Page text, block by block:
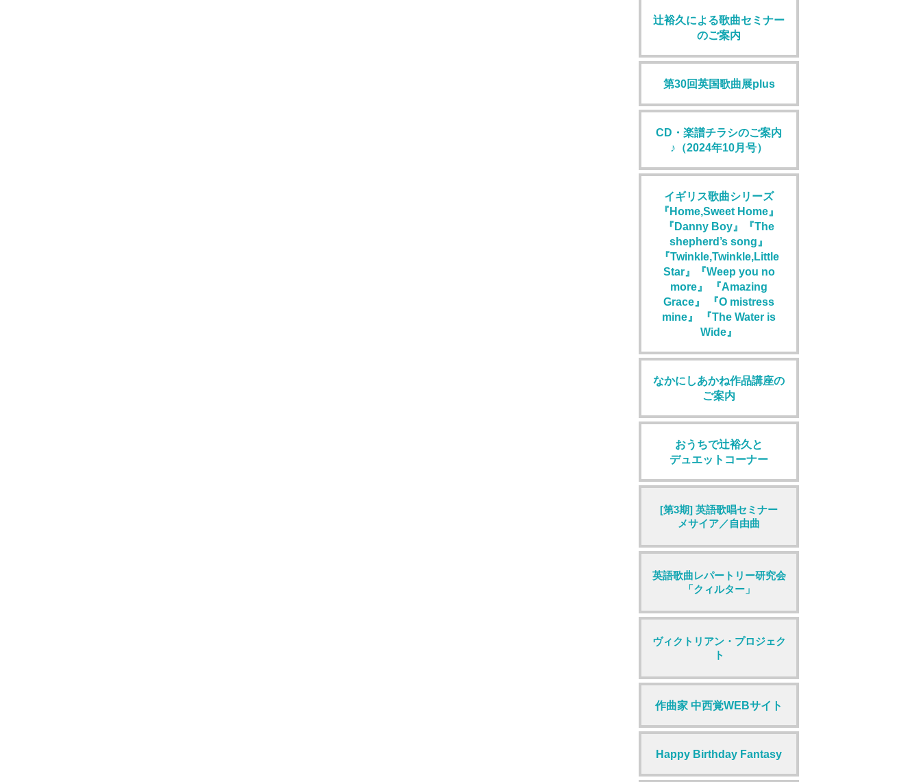
辻裕久による歌曲セミナー
のご案内
第30回英国歌曲展plus
CD・楽譜チラシのご案内
♪（2024年10月号）
イギリス歌曲シリーズ
『Home,Sweet Home』
『Danny Boy』『The
shepherd’s song』
『Twinkle,Twinkle,Little
Star』『Weep you no
more』 『Amazing
Grace』 『O mistress
mine』 『The Water is
Wide』
なかにしあかね作品講座の
ご案内
おうちで辻裕久と
デュエットコーナー
[第3期] 英語歌唱セミナー
メサイア／自由曲
英語歌曲レパートリー研究会
「クィルター」
ヴィクトリアン・プロジェク
ト
作曲家 中西覚WEBサイト
Happy Birthday Fantasy